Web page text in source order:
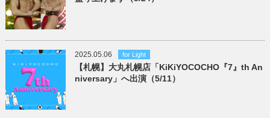
2025.05.06 for Light
【札幌】大丸札幌店「KiKiYOCOCHO『7』th An
niversary」へ出演（5/11）